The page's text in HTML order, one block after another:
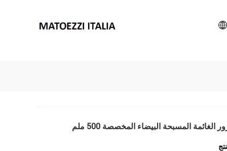
الغائمة المسبحة البيضاء المخصصة 500 ملم